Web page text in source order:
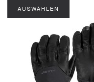
AUSWÄHLEN